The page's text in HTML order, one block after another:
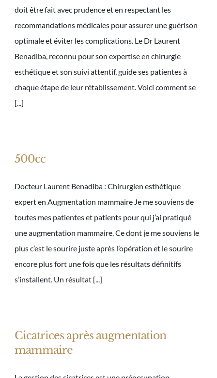
doit être fait avec prudence et en respectant les
recommandations médicales pour assurer une guérison
optimale et éviter les complications. Le Dr Laurent
Benadiba, reconnu pour son expertise en chirurgie
esthétique et son suivi attentif, guide ses patientes à
chaque étape de leur rétablissement. Voici comment se
[...]
500cc
Docteur Laurent Benadiba : Chirurgien esthétique
expert en Augmentation mammaire Je me souviens de
toutes mes patientes et patients pour qui j’ai pratiqué
une augmentation mammaire. Ce dont je me souviens le
plus c’est le sourire juste après l’opération et le sourire
encore plus fort une fois que les résultats définitifs
s’installent. Un résultat [...]
Cicatrices après augmentation
mammaire